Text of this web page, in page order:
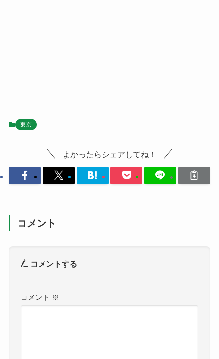
東京
よかったらシェアしてね！
コメント
コメントする
コメント ※